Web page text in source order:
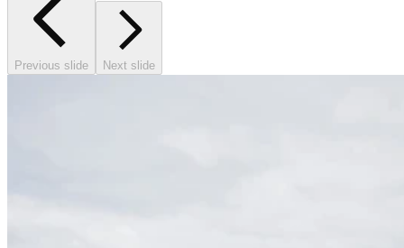
Previous slide Next slide